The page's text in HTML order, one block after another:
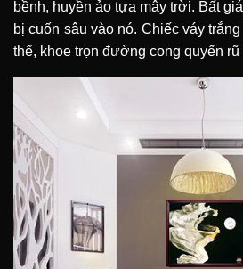
bềnh, huyền ảo tựa mây trời. Bất
bị cuốn sâu vào nó. Chiếc váy
thể, khoe trọn đường cong quyến